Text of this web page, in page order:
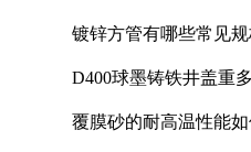
镀锌方管有哪些常见
D400球墨铸铁井盖重
覆膜砂的耐高温性能